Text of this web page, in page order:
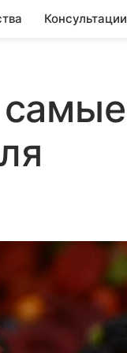
Консультации
самые